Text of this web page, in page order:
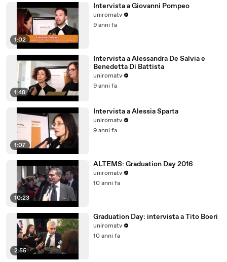
1:02
Intervista a Giovanni Pompeo
uniromatv
9 anni fa
1:48
Intervista a Alessandra De Salvia e
Benedetta Di Battista
uniromatv
9 anni fa
1:07
Intervista a Alessia Sparta
uniromatv
9 anni fa
10:23
ALTEMS: Graduation Day 2016
uniromatv
10 anni fa
2:55
Graduation Day: intervista a Tito Boeri
uniromatv
10 anni fa